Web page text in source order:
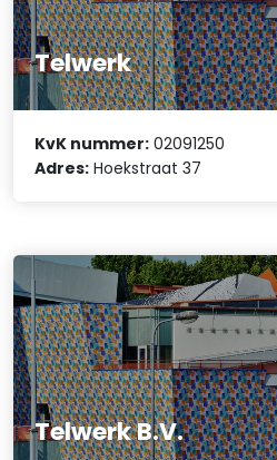
Telwerk
KvK nummer: 02091250
Adres: Hoekstraat 37
Telwerk B.V.